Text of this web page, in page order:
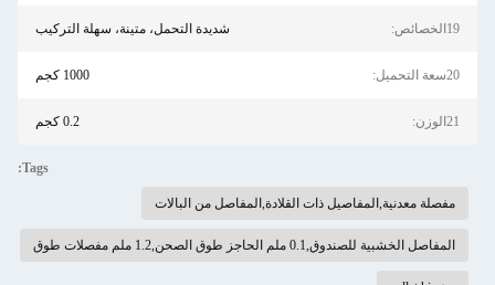
19الخصائص: شديدة التحمل، متينة، سهلة التركيب
20سعة التحميل: 1000 كجم
21الوزن: 0.2 كجم
Tags:
مفصلة معدنية,المفاصيل ذات القلادة,المفاصل من البالات
المفاصل الخشبية للصندوق,0.1 ملم الحاجز طوق الصحن,1.2 ملم مفصلات طوق